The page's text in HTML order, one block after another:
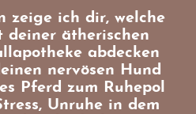
zeige ich dir, welche
deiner ätherischen
abdecken
nervösen Hund
Pferd zum Ruhepol
Unruhe in dem